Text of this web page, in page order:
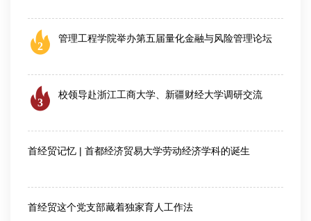
2
管理工程学院举办第五届量化金融与风险管理论坛
3
校领导赴浙江工商大学、新疆财经大学调研交流
首经贸记忆 | 首都经济贸易大学劳动经济学科的诞生
首经贸这个党支部藏着独家育人工作法